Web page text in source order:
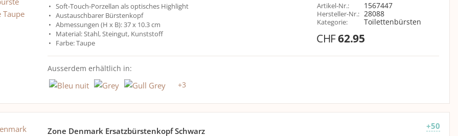
Soft-Touch-Porzellan als optisches Highlight
Austauschbarer Bürstenkopf
Abmessungen (H x B): 37 x 10.3 cm
Material: Stahl, Steingut, Kunststoff
Farbe: Taupe
Artikel-Nr.: 1567447
Hersteller-Nr.: 28088
Kategorie: Toilettenbürsten
CHF62.95
Ausserdem erhältlich in:
+3
+50
Zone Denmark Ersatzbürstenkopf Schwarz